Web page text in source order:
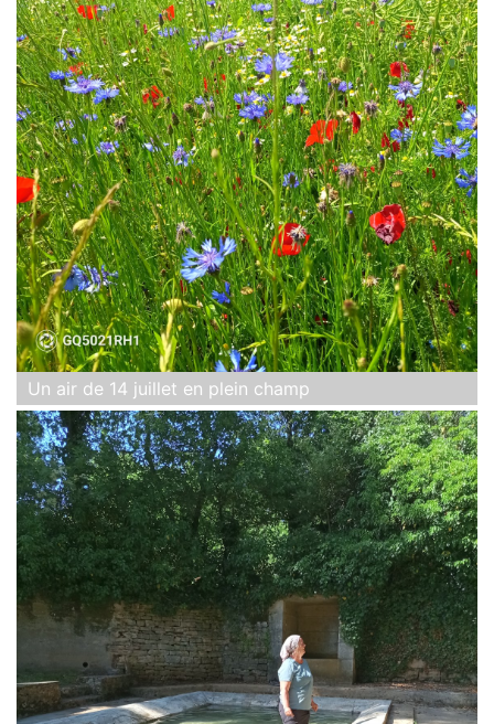
Un air de 14 juillet en plein champ